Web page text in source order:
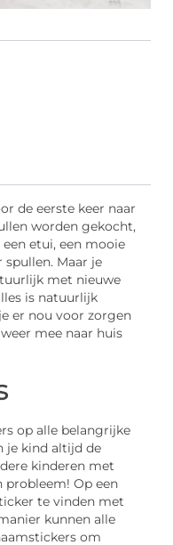
de eerste keer naar
worden gekocht,
etui, een mooie
Maar je
met nieuwe
is natuurlijk
er nou voor zorgen
mee naar huis
op alle belangrijke
je kind altijd de
kinderen met
probleem! Op een
te vinden met
kunnen alle
om